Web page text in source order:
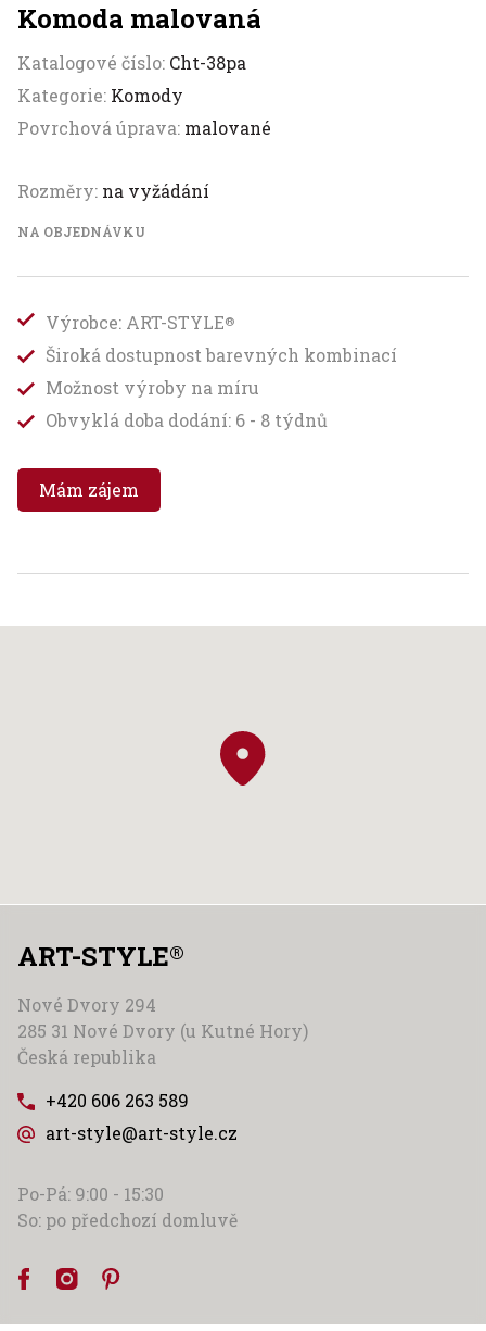
Komoda malovaná
Katalogové číslo: Cht-38pa
Kategorie: Komody
Povrchová úprava: malované
Rozměry: na vyžádání
NA OBJEDNÁVKU
Výrobce: ART-STYLE®
Široká dostupnost barevných kombinací
Možnost výroby na míru
Obvyklá doba dodání: 6 - 8 týdnů
Mám zájem
ART-STYLE®
Nové Dvory 294
285 31 Nové Dvory (u Kutné Hory)
Česká republika
+420 606 263 589
art-style@art-style.cz
Po-Pá: 9:00 - 15:30
So: po předchozí domluvě